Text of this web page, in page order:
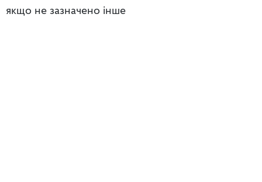
якщо не зазначено інше